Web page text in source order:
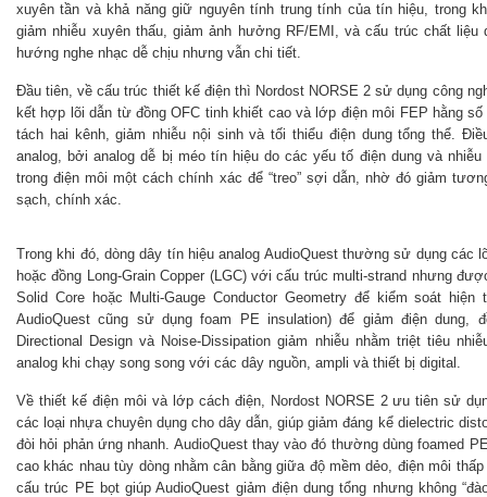
xuyên tần và khả năng giữ nguyên tính trung tính của tín hiệu, trong
giảm nhiễu xuyên thấu, giảm ảnh hưởng RF/EMI, và cấu trúc chất liệu
hướng nghe nhạc dễ chịu nhưng vẫn chi tiết.
Đầu tiên, về cấu trúc thiết kế điện thì Nordost NORSE 2 sử dụng công
kết hợp lõi dẫn từ đồng OFC tinh khiết cao và lớp điện môi FEP hằng
tách hai kênh, giảm nhiễu nội sinh và tối thiểu điện dung tổng thể.
analog, bởi analog dễ bị méo tín hiệu do các yếu tố điện dung và
trong điện môi một cách chính xác để “treo” sợi dẫn, nhờ đó giảm
sạch, chính xác.
Trong khi đó, dòng dây tín hiệu analog AudioQuest thường sử dụng các
hoặc đồng Long-Grain Copper (LGC) với cấu trúc multi-strand nhưng
Solid Core hoặc Multi-Gauge Conductor Geometry để kiểm soát
AudioQuest cũng sử dụng foam PE insulation) để giảm điện
Directional Design và Noise-Dissipation giảm nhiễu nhằm triệt tiêu
analog khi chạy song song với các dây nguồn, ampli và thiết bị digital.
Về thiết kế điện môi và lớp cách điện, Nordost NORSE 2 ưu tiên sử
các loại nhựa chuyên dụng cho dây dẫn, giúp giảm đáng kể dielectric
đòi hỏi phản ứng nhanh. AudioQuest thay vào đó thường dùng foamed
cao khác nhau tùy dòng nhằm cân bằng giữa độ mềm dẻo, điện môi
cấu trúc PE bọt giúp AudioQuest giảm điện dung tổng nhưng không